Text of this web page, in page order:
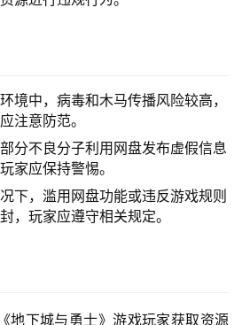
境中，病毒和木马传播风险较高，
注意防范。
分不良分子利用网盘发布虚假信息
家应保持警惕。
下，滥用网盘功能或违反游戏规则
，玩家应遵守相关规定。
地下城与勇士》游戏玩家获取资源